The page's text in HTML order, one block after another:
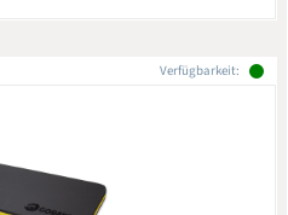
Verfügbarkeit: